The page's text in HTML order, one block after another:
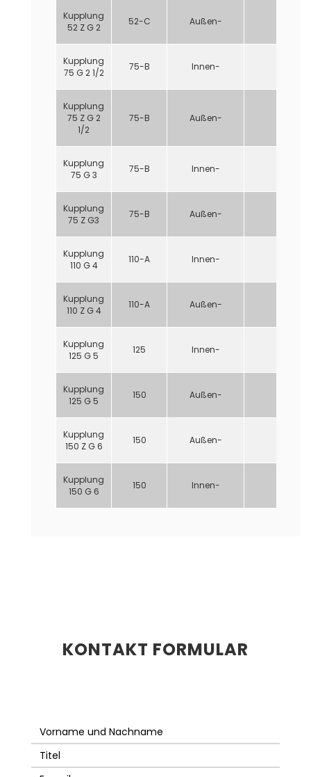
Kupplung
52 Z G 2
52-C Außen-
Kupplung
75 G 2 1/2
75-B Innen-
Kupplung
75 Z G 2
1/2
75-B Außen-
Kupplung
75 G 3
75-B Innen-
Kupplung
75 Z G3
75-B Außen-
Kupplung
110 G 4
110-A Innen-
Kupplung
110 Z G 4
110-A Außen-
Kupplung
125 G 5
125 Innen-
Kupplung
125 G 5
150 Außen-
Kupplung
150 Z G 6
150 Außen-
Kupplung
150 G 6
150 Innen-
KONTAKT FORMULAR